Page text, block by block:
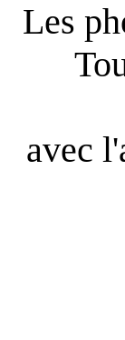
Les
avec